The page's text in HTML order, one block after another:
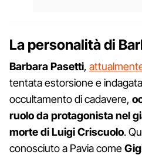
La personalità di
Barbara Pasetti,
tentata estorsione e
occultamento di cadavere,
ruolo da protagonista nel
morte di Luigi Criscuolo.
conosciuto a Pavia come